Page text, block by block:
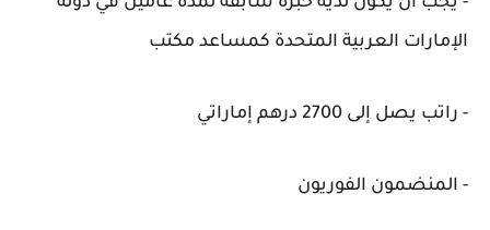
الإمارات العربية المتحدة كمساعد مكتب
- راتب يصل إلى 2700 درهم إماراتي
- المنضمون الفوريون